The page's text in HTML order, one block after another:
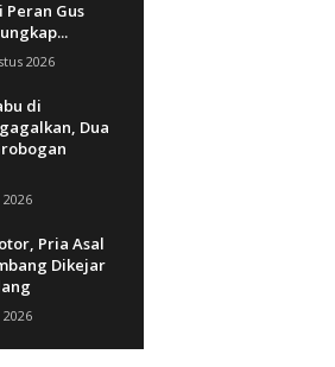
Peran Gus
2026
di
Dua
2026
Pria Asal
Dikejar
2026